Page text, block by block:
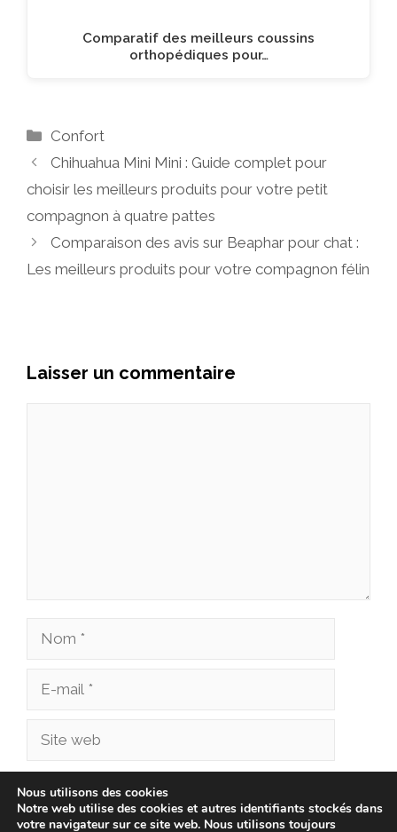
Comparatif des meilleurs coussins
orthopédiques pour…
Catégories
Confort
Chihuahua Mini Mini : Guide complet pour
choisir les meilleurs produits pour votre petit
compagnon à quatre pattes
Comparaison des avis sur Beaphar pour chat :
Les meilleurs produits pour votre compagnon félin
Laisser un commentaire
Nom
Site
Enregistrer mon nom, mon e-mail et mon site
dans le navigateur pour mon prochain
Nous utilisons des cookies
Notre web utilise des cookies et autres identifiants stockés dans
votre navigateur sur ce site web. Nous utilisons toujours